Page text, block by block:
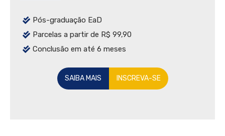
Pós-graduação EaD
Parcelas a partir de R$ 99,90
Conclusão em até 6 meses
SAIBA MAIS INSCREVA-SE